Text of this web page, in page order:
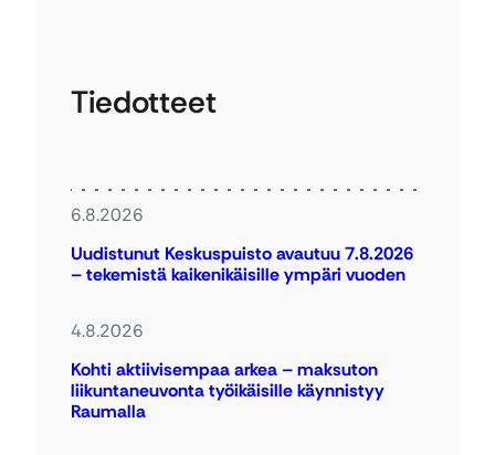
Tiedotteet
6.8.2026
Uudistunut Keskuspuisto avautuu 7.8.2026
– tekemistä kaikenikäisille ympäri vuoden
4.8.2026
Kohti aktiivisempaa arkea – maksuton
liikuntaneuvonta työikäisille käynnistyy
Raumalla